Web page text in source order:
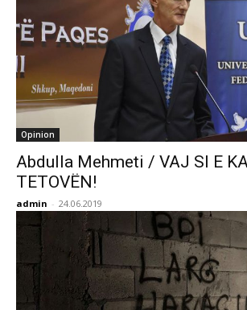
Opinion
Abdulla Mehmeti / VAJ SI E
TETOVËN!
admin - 24.06.2019